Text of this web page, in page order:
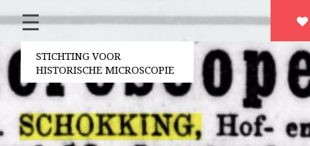
Home
Over ons
Contact
Bestuur
Vrijwilligers
☰
STICHTING VOOR
HISTORISCHE MICROSCOPIE